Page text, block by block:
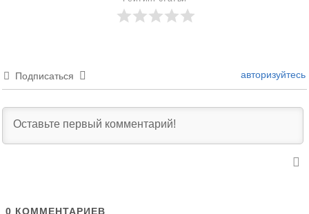
Подписаться авторизуйтесь
0 КОММЕНТАРИЕВ